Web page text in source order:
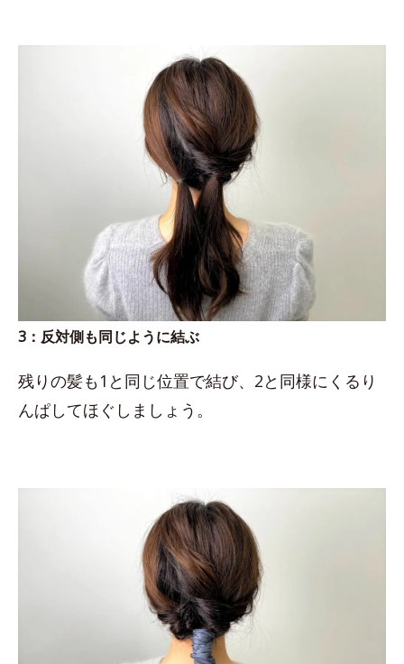
3：反対側も同じように結ぶ
残りの髪も1と同じ位置で結び、2と同様にくるり
んぱしてほぐしましょう。